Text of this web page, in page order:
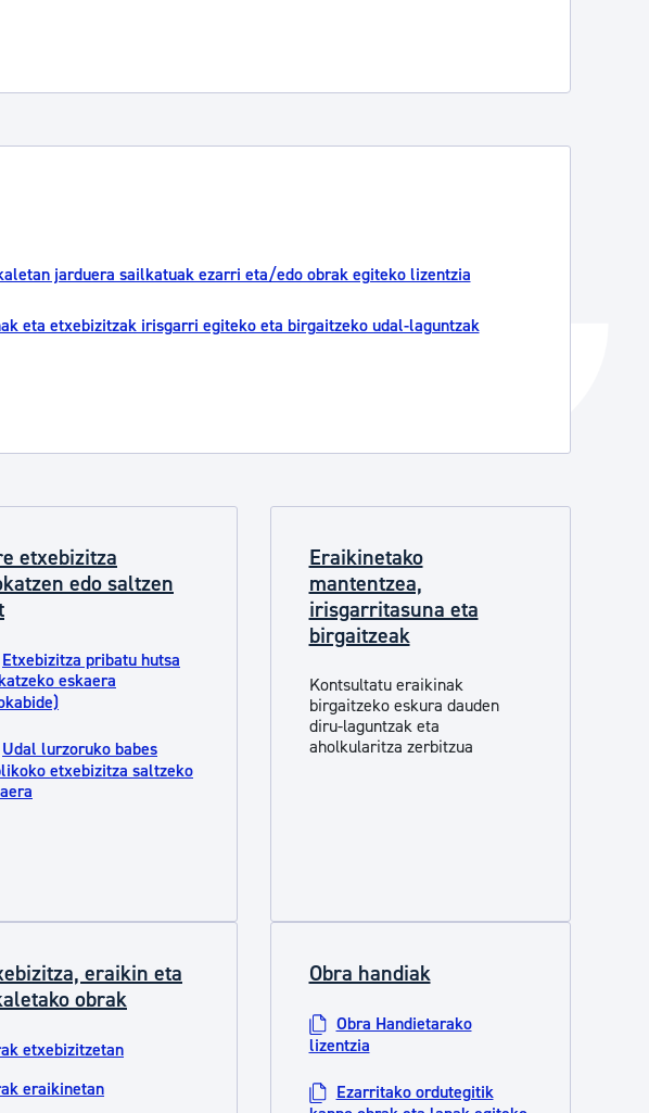
ataria
jarduera sailkatuak ezarri eta/edo obrak egiteko lizentzia
eta etxebizitzak irisgarri egiteko eta birgaitzeko udal-laguntzak
etxebizitza
edo saltzen
Etxebizitza pribatu hutsa
eskaera
Udal lurzoruko babes
etxebizitza saltzeko
Eraikinetako
mantentzea,
irisgarritasuna eta
birgaitzeak
Kontsultatu eraikinak
birgaitzeko eskura dauden
diru-laguntzak eta
aholkularitza zerbitzua
eraikin eta
obrak
etxebizitzetan
eraikinetan
Obra handiak
Obra Handietarako
lizentzia
Ezarritako ordutegitik